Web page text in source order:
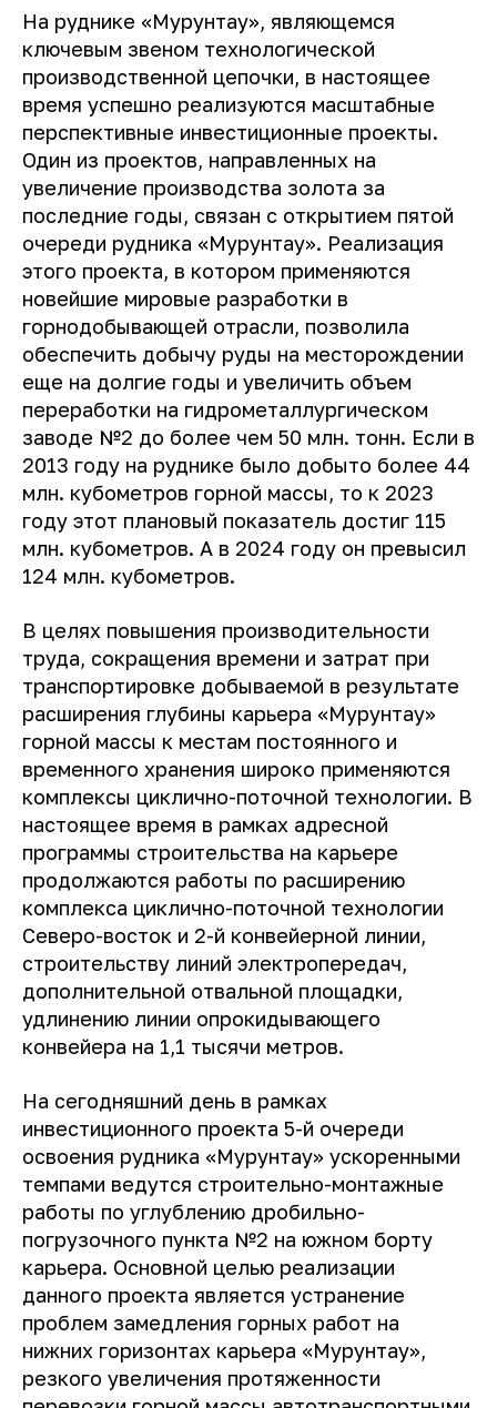
На руднике «Мурунтау», являющемся
ключевым звеном технологической
производственной цепочки, в настоящее
время успешно реализуются масштабные
перспективные инвестиционные проекты.
Один из проектов, направленных на
увеличение производства золота за
последние годы, связан с открытием пятой
очереди рудника «Мурунтау». Реализация
этого проекта, в котором применяются
новейшие мировые разработки в
горнодобывающей отрасли, позволила
обеспечить добычу руды на месторождении
еще на долгие годы и увеличить объем
переработки на гидрометаллургическом
заводе №2 до более чем 50 млн. тонн. Если в
2013 году на руднике было добыто более 44
млн. кубометров горной массы, то к 2023
году этот плановый показатель достиг 115
млн. кубометров. А в 2024 году он превысил
124 млн. кубометров.
В целях повышения производительности
труда, сокращения времени и затрат при
транспортировке добываемой в результате
расширения глубины карьера «Мурунтау»
горной массы к местам постоянного и
временного хранения широко применяются
комплексы циклично-поточной технологии. В
настоящее время в рамках адресной
программы строительства на карьере
продолжаются работы по расширению
комплекса циклично-поточной технологии
Северо-восток и 2-й конвейерной линии,
строительству линий электропередач,
дополнительной отвальной площадки,
удлинению линии опрокидывающего
конвейера на 1,1 тысячи метров.
На сегодняшний день в рамках
инвестиционного проекта 5-й очереди
освоения рудника «Мурунтау» ускоренными
темпами ведутся строительно-монтажные
работы по углублению дробильно-
погрузочного пункта №2 на южном борту
карьера. Основной целью реализации
данного проекта является устранение
проблем замедления горных работ на
нижних горизонтах карьера «Мурунтау»,
резкого увеличения протяженности